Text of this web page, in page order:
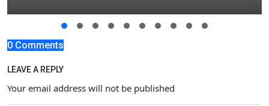
0 Comments
LEAVE A REPLY
Your email address will not be published